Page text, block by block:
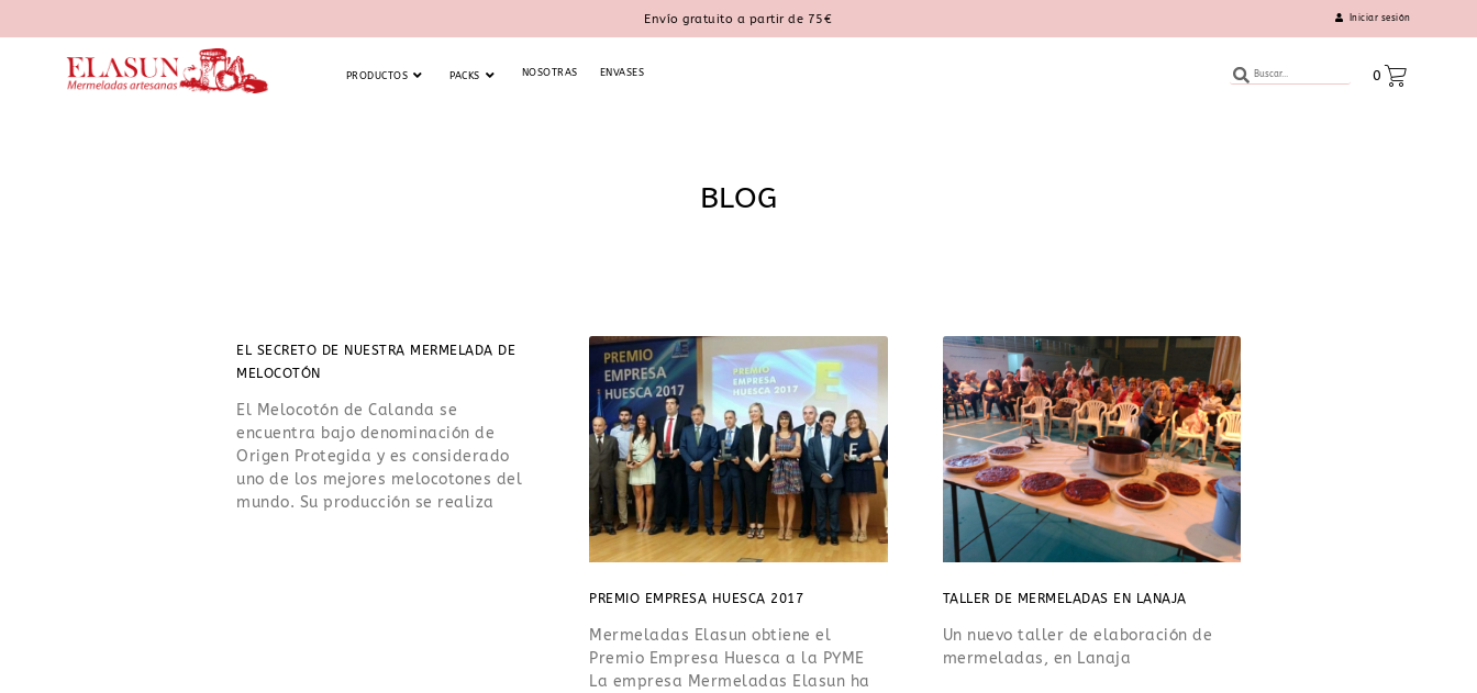
Envío gratuito a partir de 75€ Iniciar sesión
PRODUCTOS PACKS NOSOTRAS ENVASES 0
BLOG
EL SECRETO DE NUESTRA MERMELADA DE
MELOCOTÓN
El Melocotón de Calanda se
encuentra bajo denominación de
Origen Protegida y es considerado
uno de los mejores melocotones del
mundo. Su producción se realiza
PREMIO EMPRESA HUESCA 2017
Mermeladas Elasun obtiene el
Premio Empresa Huesca a la PYME
La empresa Mermeladas Elasun ha
TALLER DE MERMELADAS EN LANAJA
Un nuevo taller de elaboración de
mermeladas, en Lanaja